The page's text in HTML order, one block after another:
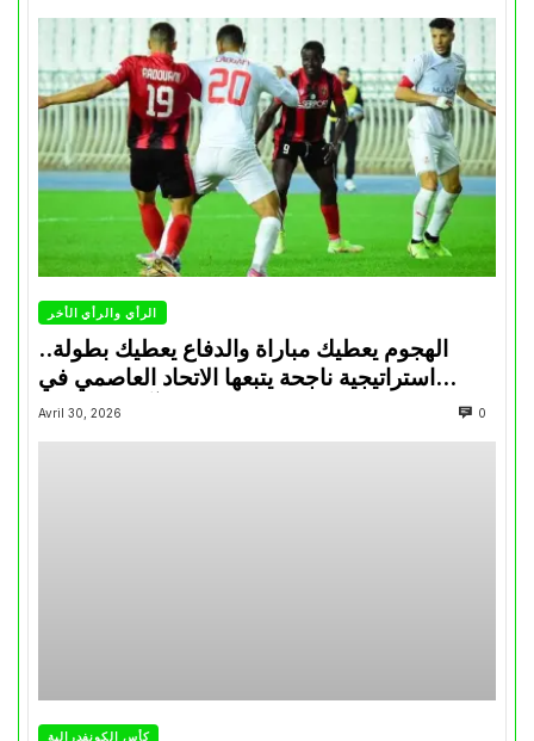
الرأي والرأي الأخر
الهجوم يعطيك مباراة والدفاع يعطيك بطولة..
استراتيجية ناجحة يتبعها الاتحاد العاصمي في
تتويجاته آخر السنوات
Avril 30, 2026 0
كأس الكونفدرالية